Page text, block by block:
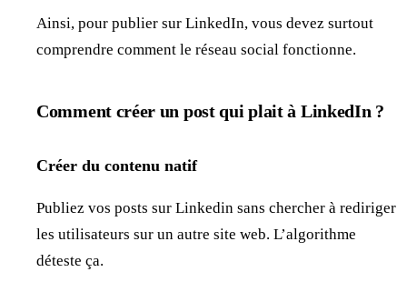
Ainsi, pour publier sur LinkedIn, vous devez surtout
comprendre comment le réseau social fonctionne.
Comment créer un post qui plait à LinkedIn ?
Créer du contenu natif
Publiez vos posts sur Linkedin sans chercher à rediriger
les utilisateurs sur un autre site web. L’algorithme
déteste ça.